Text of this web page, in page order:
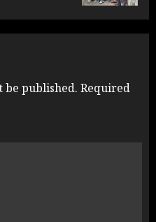
be published. Required